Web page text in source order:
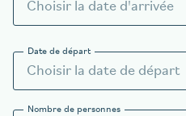
Date de départ
Nombre de personnes